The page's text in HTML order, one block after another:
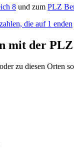
8 und zum PLZ
die auf 1 enden
mit der PLZ
zu diesen Orten